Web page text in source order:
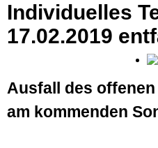
Individuelles
17.02.2019
Ausfall des
am kommenden